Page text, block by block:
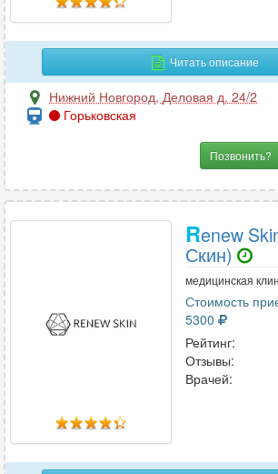
Читать описание
Нижний Новгород, Деловая д. 24/2
Горьковская
Позвонить?
Renew
Скин)
медицинская
Стоимость
5300
Рейтинг:
Отзывы:
Врачей: